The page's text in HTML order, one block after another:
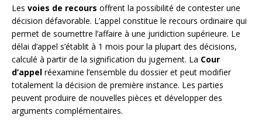
Les voies de recours offrent la possibilité de contester une
décision défavorable. L’appel constitue le recours ordinaire qui
permet de soumettre l’affaire à une juridiction supérieure. Le
délai d’appel s’établit à 1 mois pour la plupart des décisions,
calculé à partir de la signification du jugement. La Cour
d’appel réexamine l’ensemble du dossier et peut modifier
totalement la décision de première instance. Les parties
peuvent produire de nouvelles pièces et développer des
arguments complémentaires.